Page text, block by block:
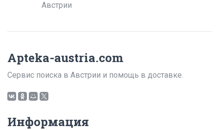
Австрии
Apteka-austria.com
Сервис поиска в Австрии и помощь в доставке.
Информация